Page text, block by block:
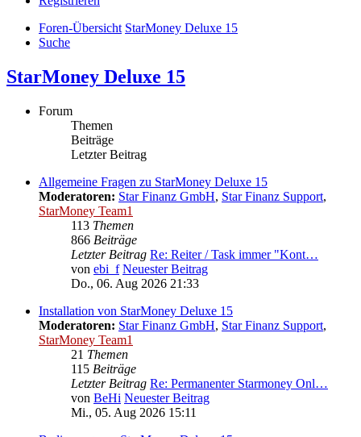
Foren-Übersicht StarMoney Deluxe 15
Suche
StarMoney Deluxe 15
Forum
Themen
Beiträge
Letzter Beitrag
Allgemeine Fragen zu StarMoney Deluxe 15
Moderatoren: Star Finanz GmbH, Star Finanz Support,
StarMoney Team1
113 Themen
866 Beiträge
Letzter Beitrag Re: Reiter / Task immer "Kont…
von ebi_f Neuester Beitrag
Do., 06. Aug 2026 21:33
Installation von StarMoney Deluxe 15
Moderatoren: Star Finanz GmbH, Star Finanz Support,
StarMoney Team1
21 Themen
115 Beiträge
Letzter Beitrag Re: Permanenter Starmoney Onl…
von BeHi Neuester Beitrag
Mi., 05. Aug 2026 15:11